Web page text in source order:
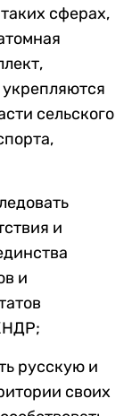
сферах,
сельского
и
и
русскую и
своих